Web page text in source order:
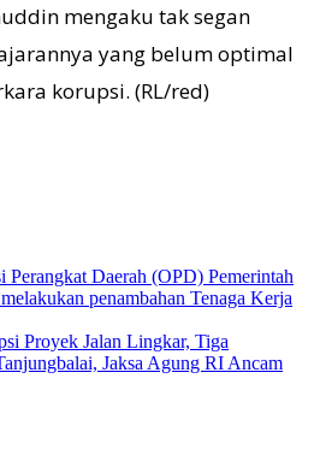
mengaku tak segan
yang belum optimal
korupsi. (RL/red)
Perangkat Daerah (OPD) Pemerintah
penambahan Tenaga Kerja
Proyek Jalan Lingkar, Tiga
Jaksa Agung RI Ancam